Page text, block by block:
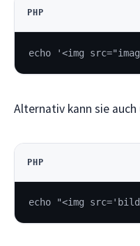
PHP
echo '<img
Alternativ kann sie
PHP
echo "<img